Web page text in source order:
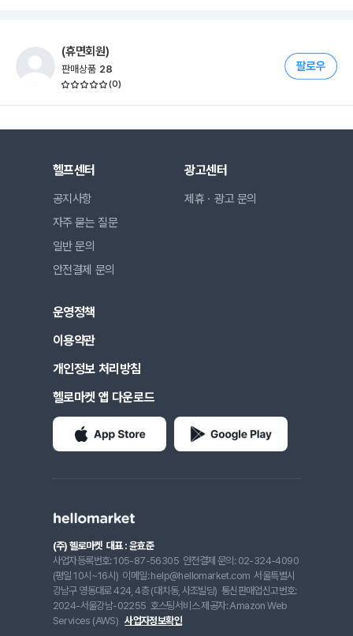
(휴면회원)
판매상품 28
(0)
헬프센터
공지사항
자주 묻는 질문
일반 문의
안전결제 문의
광고센터
제휴ㆍ광고 문의
운영정책
이용약관
개인정보 처리방침
헬로마켓 앱 다운로드
(주) 헬로마켓 대표 : 윤효준
사업자등록번호: 105-87-56305 안전결제 문의: 02-324-4090
(평일 10시~16시) 이메일: help@hellomarket.com 서울특별시
강남구 영동대로 424, 4층 (대치동, 사조빌딩) 통신판매업신고번호:
2024-서울강남-02255 호스팅서비스 제공자: Amazon Web
Services (AWS) 사업자정보확인